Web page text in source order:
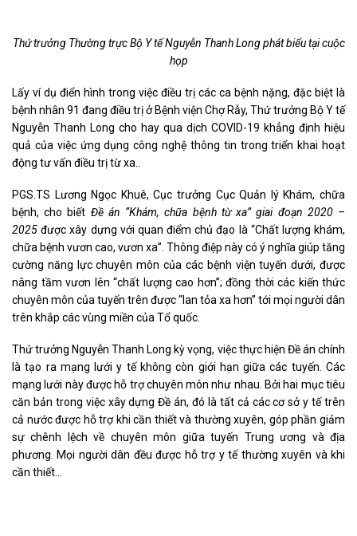
Thứ trưởng Thường trực Bộ Y tế Nguyễn Thanh Long phát biểu tại cuộc
họp
Lấy ví dụ điển hình trong việc điều trị các ca bệnh nặng, đặc biệt là
bệnh nhân 91 đang điều trị ở Bệnh viện Chợ Rẫy, Thứ trưởng Bộ Y tế
Nguyễn Thanh Long cho hay qua dịch COVID-19 khẳng định hiệu
quả của việc ứng dụng công nghệ thông tin trong triển khai hoạt
động tư vấn điều trị từ xa..
PGS.TS Lương Ngọc Khuê, Cục trưởng Cục Quản lý Khám, chữa
bệnh, cho biết Đề án “Khám, chữa bệnh từ xa” giai đoạn 2020 –
2025 được xây dựng với quan điểm chủ đạo là “Chất lượng khám,
chữa bệnh vươn cao, vươn xa”. Thông điệp này có ý nghĩa giúp tăng
cường năng lực chuyên môn của các bệnh viện tuyến dưới, được
nâng tầm vươn lên “chất lượng cao hơn”; đồng thời các kiến thức
chuyên môn của tuyến trên được “lan tỏa xa hơn” tới mọi người dân
trên khắp các vùng miền của Tổ quốc.
Thứ trưởng Nguyễn Thanh Long kỳ vọng, việc thực hiện Đề án chính
là tạo ra mạng lưới y tế không còn giới hạn giữa các tuyến. Các
mạng lưới này được hỗ trợ chuyên môn như nhau. Bởi hai mục tiêu
căn bản trong việc xây dựng Đề án, đó là tất cả các cơ sở y tế trên
cả nước được hỗ trợ khi cần thiết và thường xuyên, góp phần giảm
sự chênh lệch về chuyên môn giữa tuyến Trung ương và địa
phương. Mọi người dân đều được hỗ trợ y tế thường xuyên và khi
cần thiết…